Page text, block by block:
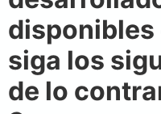
disponibles
siga los
de lo